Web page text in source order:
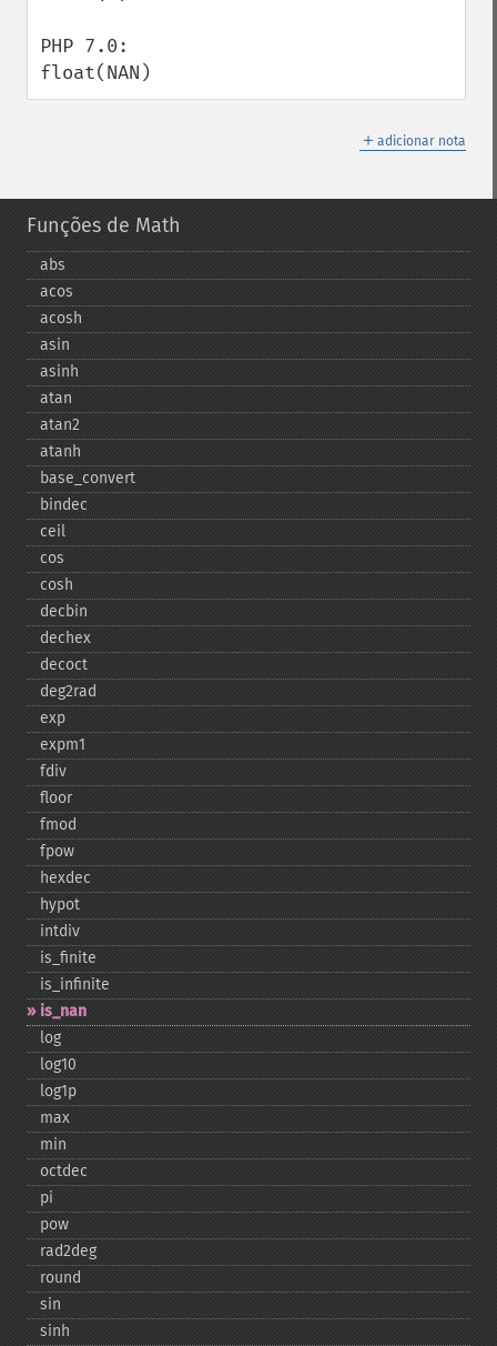
PHP 7.0:
float(NAN)
＋ adicionar nota
Funções de Math
abs
acos
acosh
asin
asinh
atan
atan2
atanh
base_​convert
bindec
ceil
cos
cosh
decbin
dechex
decoct
deg2rad
exp
expm1
fdiv
floor
fmod
fpow
hexdec
hypot
intdiv
is_​finite
is_​infinite
is_​nan
log
log10
log1p
max
min
octdec
pi
pow
rad2deg
round
sin
sinh